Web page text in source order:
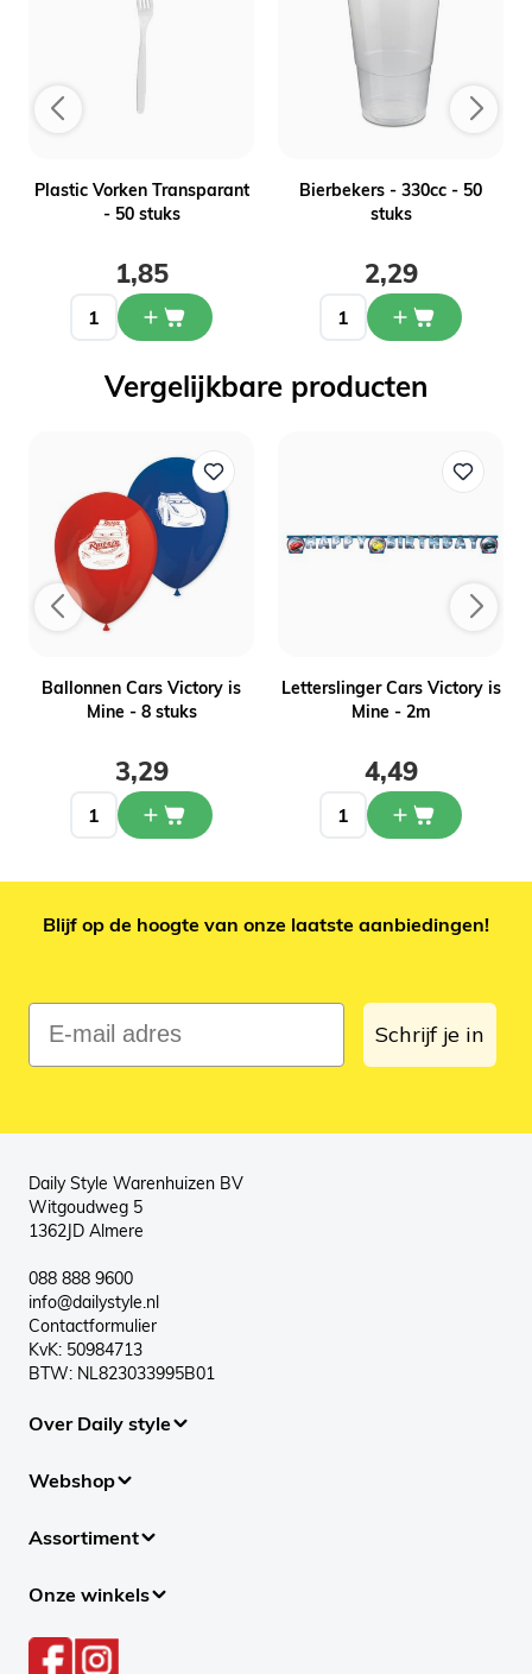
Plastic Vorken Transparant
- 50 stuks
1,85
Bierbekers - 330cc - 50
stuks
2,29
Vergelijkbare producten
Ballonnen Cars Victory is
Mine - 8 stuks
3,29
Letterslinger Cars Victory is
Mine - 2m
4,49
Blijf op de hoogte van onze laatste aanbiedingen!
E-mail adres
Schrijf je in
Daily Style Warenhuizen BV
Witgoudweg 5
1362JD Almere
088 888 9600
info@dailystyle.nl
Contactformulier
KvK: 50984713
BTW: NL823033995B01
Over Daily style
Webshop
Assortiment
Onze winkels